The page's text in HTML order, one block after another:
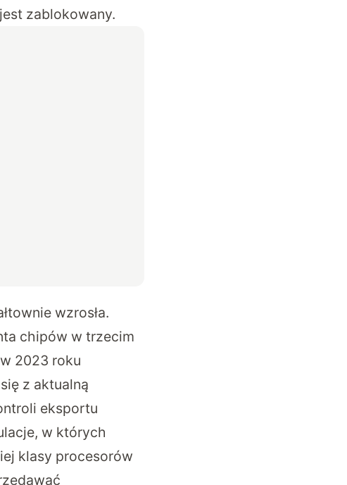
zablokowany.
wzrosła.
chipów w trzecim
2023 roku
z aktualną
eksportu
w których
klasy procesorów